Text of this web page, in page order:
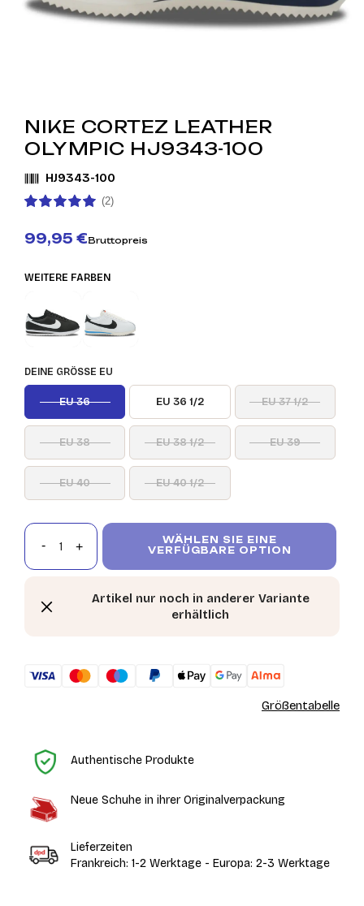
NIKE CORTEZ LEATHER
OLYMPIC HJ9343-100
HJ9343-100
(2)
99,95 €Bruttopreis
WEITERE FARBEN
DEINE GRÖSSE EU
EU 36 EU 36 1/2 EU 37 1/2
EU 38 EU 38 1/2 EU 39
EU 40 EU 40 1/2
WÄHLEN SIE EINE
VERFÜGBARE OPTION
Artikel nur noch in anderer Variante
erhältlich
Größentabelle
Authentische Produkte
Neue Schuhe in ihrer Originalverpackung
Lieferzeiten
Frankreich: 1-2 Werktage - Europa: 2-3 Werktage